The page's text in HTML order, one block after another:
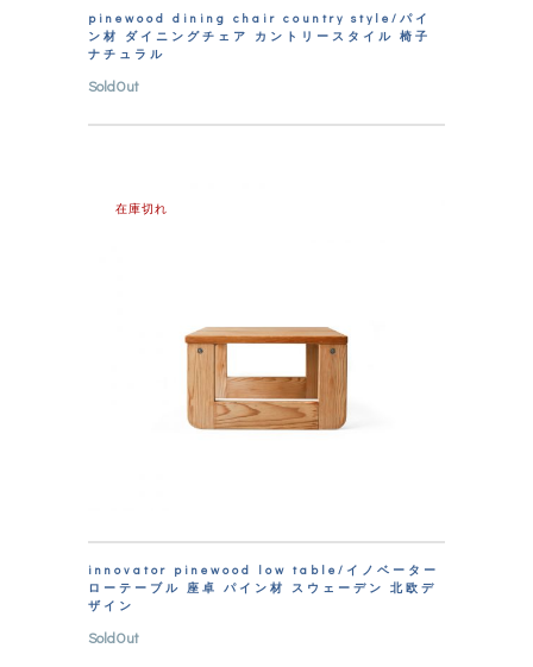
pinewood dining chair country style/パイ
ン材 ダイニングチェア カントリースタイル 椅子
ナチュラル
SoldOut
在庫切れ
innovator pinewood low table/イノベーター
ローテーブル 座卓 パイン材 スウェーデン 北欧デ
ザイン
SoldOut